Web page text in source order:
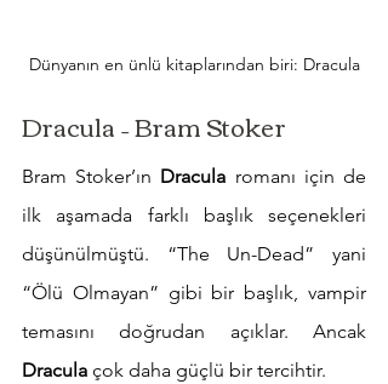
Dünyanın en ünlü kitaplarından biri: Dracula
Dracula – Bram Stoker
Bram Stoker’ın Dracula romanı için de
ilk aşamada farklı başlık seçenekleri
düşünülmüştü. “The Un-Dead” yani
“Ölü Olmayan” gibi bir başlık, vampir
Dracula çok daha güçlü bir tercihtir.